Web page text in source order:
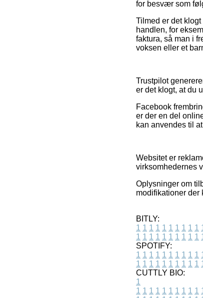
for besvær som
Tilmed er det
handlen, for
faktura, så man i
voksen eller et
Trustpilot
er det klogt, at du
Facebook
er der en del
kan anvendes til
Websitet er
virksomhedernes
Oplysninger om
modifikationer der
BITLY:
1 1 1 1 1 1 1 1 1 1
1 1 1 1 1 1 1 1 1 1
SPOTIFY:
1 1 1 1 1 1 1 1 1 1
1 1 1 1 1 1 1 1 1 1
CUTTLY BIO:
1
1 1 1 1 1 1 1 1 1 1